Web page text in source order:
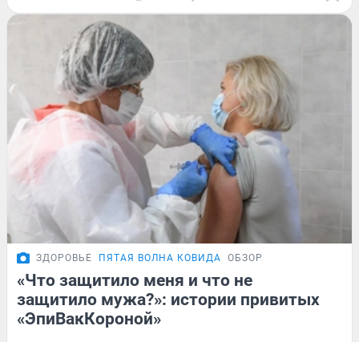
ЗДОРОВЬЕ ПЯТАЯ ВОЛНА КОВИДА ОБЗОР
«Что защитило меня и что не
защитило мужа?»: истории привитых
«ЭпиВакКороной»